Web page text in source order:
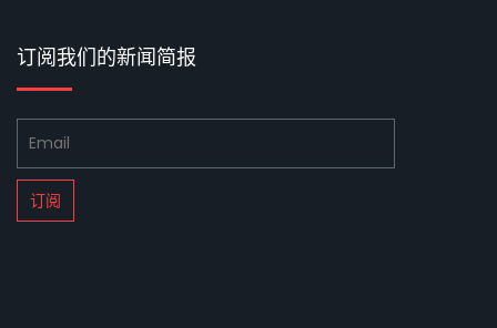
订阅我们的新闻简报